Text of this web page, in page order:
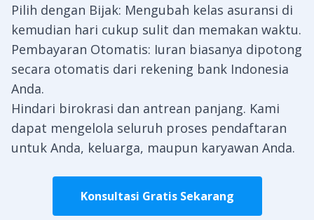
Pilih dengan Bijak: Mengubah kelas asuransi di
kemudian hari cukup sulit dan memakan waktu.
Pembayaran Otomatis: Iuran biasanya dipotong
secara otomatis dari rekening bank Indonesia
Anda.
Hindari birokrasi dan antrean panjang. Kami
dapat mengelola seluruh proses pendaftaran
untuk Anda, keluarga, maupun karyawan Anda.
Konsultasi Gratis Sekarang